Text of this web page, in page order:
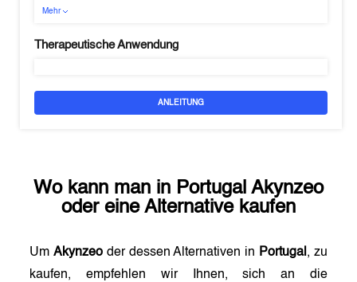
Mehr
Therapeutische Anwendung
ANLEITUNG
Wo kann man in Portugal Akynzeo
oder eine Alternative kaufen
UmAkynzeo der dessen Alternativen in Portugal , zu
kaufen, empfehlen wir Ihnen, sich an die